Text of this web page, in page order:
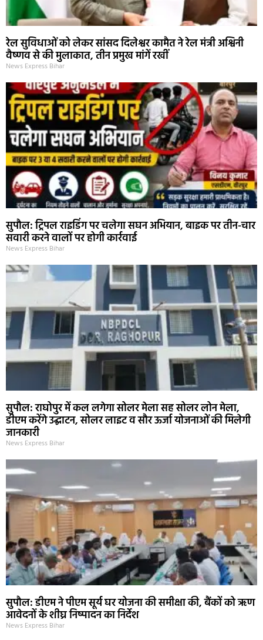
रेल सुविधाओं को लेकर सांसद दिलेश्वर कामैत ने रेल मंत्री अश्विनी
वैष्णव से की मुलाकात, तीन प्रमुख मांगें रखीं
News Express Bihar
सुपौल: ट्रिपल राइडिंग पर चलेगा सघन अभियान, बाइक पर तीन-चार
सवारी करने वालों पर होगी कार्रवाई
News Express Bihar
सुपौल: राघोपुर में कल लगेगा सोलर मेला सह सोलर लोन मेला,
डीएम करेंगे उद्घाटन, सोलर लाइट व सौर ऊर्जा योजनाओं की मिलेगी
जानकारी
News Express Bihar
सुपौल: डीएम ने पीएम सूर्य घर योजना की समीक्षा की, बैंकों को ऋण
आवेदनों के शीघ्र निष्पादन का निर्देश
News Express Bihar